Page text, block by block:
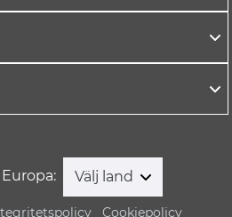
Välj land
Cookiepolicy